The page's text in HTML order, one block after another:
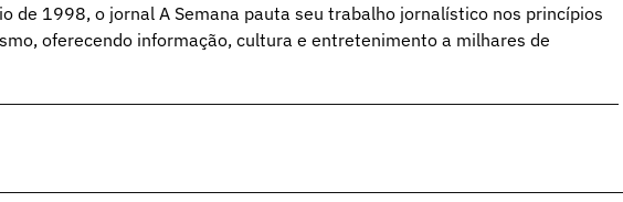
de 1998, o jornal A Semana pauta seu trabalho jornalístico nos princípios
oferecendo informação, cultura e entretenimento a milhares de